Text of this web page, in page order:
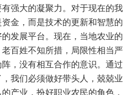
强大的凝聚力。对于现在的我
金，而是技术的更新和智慧的
发展平台。现在，当地农业的
百姓不知所措，局限性相当严
，没有相互合作的意识。通过
我们必须做好带头人，兢兢业
产业，扮好职业农民的角色，